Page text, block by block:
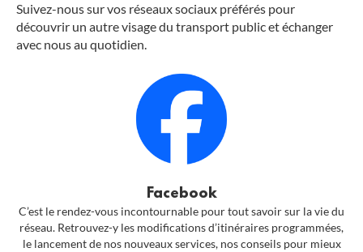
Suivez-nous sur vos réseaux sociaux préférés pour
découvrir un autre visage du transport public et échanger
avec nous au quotidien.
Facebook
C’est le rendez-vous incontournable pour tout savoir sur la vie du
réseau. Retrouvez-y les modifications d’itinéraires programmées,
le lancement de nos nouveaux services, nos conseils pour mieux